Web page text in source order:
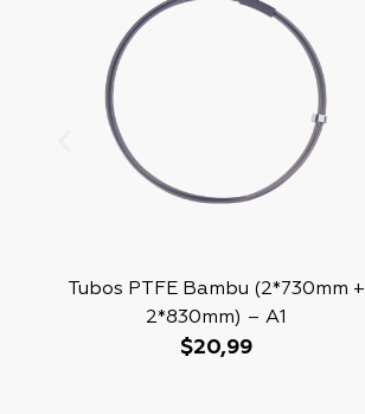
Tubos PTFE Bambu (2*730mm +
2*830mm) – A1
$20,99